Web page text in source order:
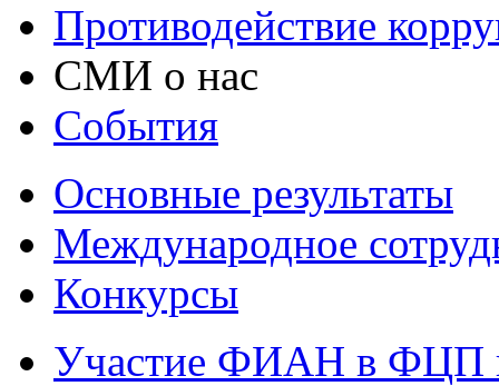
Противодействие
СМИ о нас
События
Основные результаты
Международное
Конкурсы
Участие ФИАН в ФЦП